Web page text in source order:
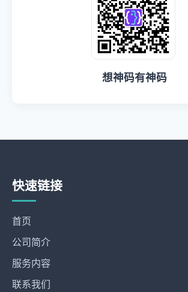
想神码有神码
快速链接
首页
公司简介
服务内容
联系我们